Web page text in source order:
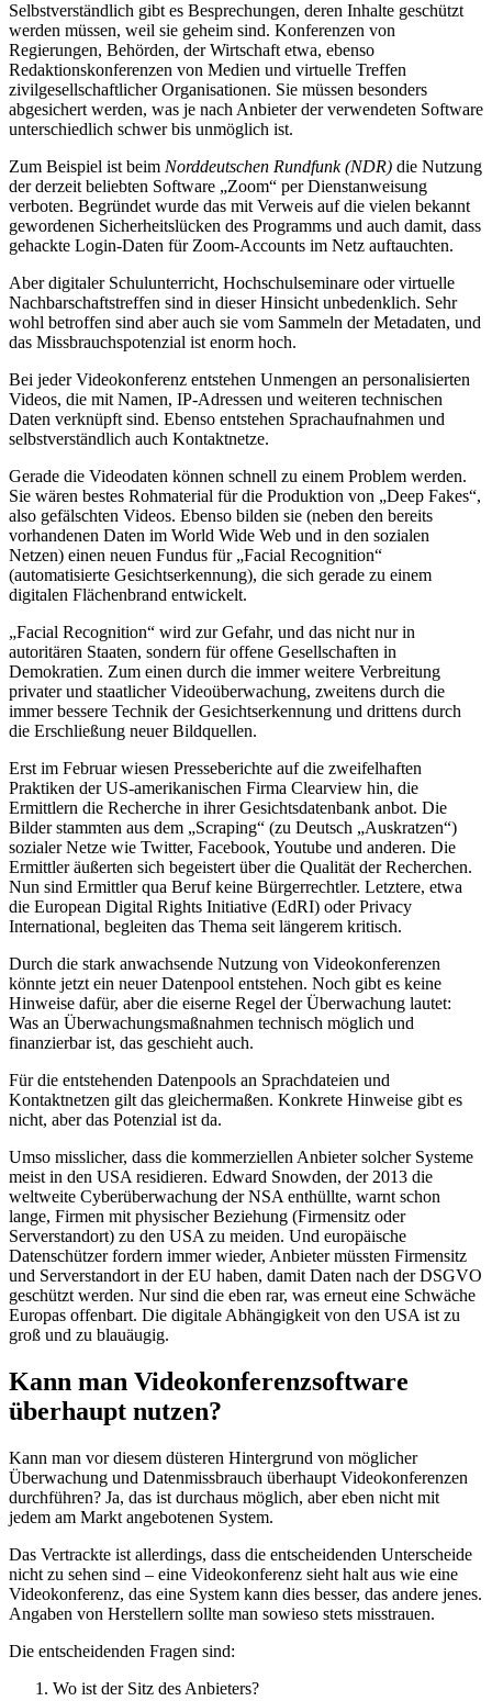
Selbstverständlich gibt es Besprechungen, deren Inhalte geschützt
werden müssen, weil sie geheim sind. Konferenzen von
Regierungen, Behörden, der Wirtschaft etwa, ebenso
Redaktionskonferenzen von Medien und virtuelle Treffen
zivilgesellschaftlicher Organisationen. Sie müssen besonders
abgesichert werden, was je nach Anbieter der verwendeten Software
unterschiedlich schwer bis unmöglich ist.
Zum Beispiel ist beim Norddeutschen Rundfunk (NDR) die Nutzung
der derzeit beliebten Software „Zoom“ per Dienstanweisung
verboten. Begründet wurde das mit Verweis auf die vielen bekannt
gewordenen Sicherheitslücken des Programms und auch damit, dass
gehackte Login-Daten für Zoom-Accounts im Netz auftauchten.
Aber digitaler Schulunterricht, Hochschulseminare oder virtuelle
Nachbarschaftstreffen sind in dieser Hinsicht unbedenklich. Sehr
wohl betroffen sind aber auch sie vom Sammeln der Metadaten, und
das Missbrauchspotenzial ist enorm hoch.
Bei jeder Videokonferenz entstehen Unmengen an personalisierten
Videos, die mit Namen, IP-Adressen und weiteren technischen
Daten verknüpft sind. Ebenso entstehen Sprachaufnahmen und
selbstverständlich auch Kontaktnetze.
Gerade die Videodaten können schnell zu einem Problem werden.
Sie wären bestes Rohmaterial für die Produktion von „Deep Fakes“,
also gefälschten Videos. Ebenso bilden sie (neben den bereits
vorhandenen Daten im World Wide Web und in den sozialen
Netzen) einen neuen Fundus für „Facial Recognition“
(automatisierte Gesichtserkennung), die sich gerade zu einem
digitalen Flächenbrand entwickelt.
„Facial Recognition“ wird zur Gefahr, und das nicht nur in
autoritären Staaten, sondern für offene Gesellschaften in
Demokratien. Zum einen durch die immer weitere Verbreitung
privater und staatlicher Videoüberwachung, zweitens durch die
immer bessere Technik der Gesichtserkennung und drittens durch
die Erschließung neuer Bildquellen.
Erst im Februar wiesen Presseberichte auf die zweifelhaften
Praktiken der US-amerikanischen Firma Clearview hin, die
Ermittlern die Recherche in ihrer Gesichtsdatenbank anbot. Die
Bilder stammten aus dem „Scraping“ (zu Deutsch „Auskratzen“)
sozialer Netze wie Twitter, Facebook, Youtube und anderen. Die
Ermittler äußerten sich begeistert über die Qualität der Recherchen.
Nun sind Ermittler qua Beruf keine Bürgerrechtler. Letztere, etwa
die European Digital Rights Initiative (EdRI) oder Privacy
International, begleiten das Thema seit längerem kritisch.
Durch die stark anwachsende Nutzung von Videokonferenzen
könnte jetzt ein neuer Datenpool entstehen. Noch gibt es keine
Hinweise dafür, aber die eiserne Regel der Überwachung lautet:
Was an Überwachungsmaßnahmen technisch möglich und
finanzierbar ist, das geschieht auch.
Für die entstehenden Datenpools an Sprachdateien und
Kontaktnetzen gilt das gleichermaßen. Konkrete Hinweise gibt es
nicht, aber das Potenzial ist da.
Umso misslicher, dass die kommerziellen Anbieter solcher Systeme
meist in den USA residieren. Edward Snowden, der 2013 die
weltweite Cyberüberwachung der NSA enthüllte, warnt schon
lange, Firmen mit physischer Beziehung (Firmensitz oder
Serverstandort) zu den USA zu meiden. Und europäische
Datenschützer fordern immer wieder, Anbieter müssten Firmensitz
und Serverstandort in der EU haben, damit Daten nach der DSGVO
geschützt werden. Nur sind die eben rar, was erneut eine Schwäche
Europas offenbart. Die digitale Abhängigkeit von den USA ist zu
groß und zu blauäugig.
Kann man Videokonferenzsoftware
überhaupt nutzen?
Kann man vor diesem düsteren Hintergrund von möglicher
Überwachung und Datenmissbrauch überhaupt Videokonferenzen
durchführen? Ja, das ist durchaus möglich, aber eben nicht mit
jedem am Markt angebotenen System.
Das Vertrackte ist allerdings, dass die entscheidenden Unterscheide
nicht zu sehen sind – eine Videokonferenz sieht halt aus wie eine
Videokonferenz, das eine System kann dies besser, das andere jenes.
Angaben von Herstellern sollte man sowieso stets misstrauen.
Die entscheidenden Fragen sind:
Wo ist der Sitz des Anbieters?